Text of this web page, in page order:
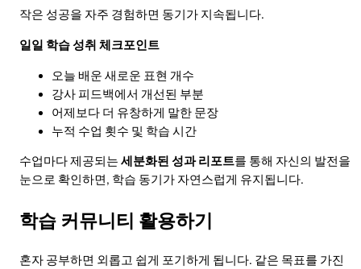
작은 성공을 자주 경험하면 동기가 지속됩니다.
일일 학습 성취 체크포인트
오늘 배운 새로운 표현 개수
강사 피드백에서 개선된 부분
어제보다 더 유창하게 말한 문장
누적 수업 횟수 및 학습 시간
수업마다 제공되는 세분화된 성과 리포트를 통해 자신의 발전을
눈으로 확인하면, 학습 동기가 자연스럽게 유지됩니다.
학습 커뮤니티 활용하기
혼자 공부하면 외롭고 쉽게 포기하게 됩니다. 같은 목표를 가진